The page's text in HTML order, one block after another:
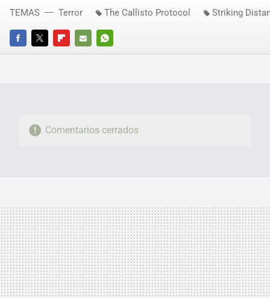
FACEBOOKTWITTERFLIPBOARD
E-
WHATSAPP
TEMAS Terror The Callisto Protocol Striking
Comentarios cerrados